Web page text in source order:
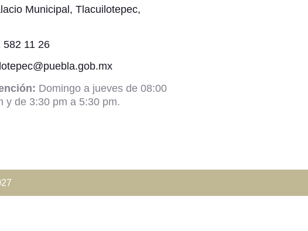
Municipal, Tlacuilotepec,
582 11 26
Domingo a jueves de 08:00
y de 3:30 pm a 5:30 pm.